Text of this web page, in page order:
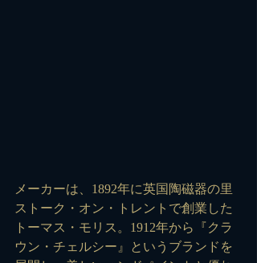
メーカーは、1892年に英国陶磁器の里
ストーク・オン・トレントで創業した
トーマス・モリス。1912年から『クラ
ウン・チェルシー』というブランドを